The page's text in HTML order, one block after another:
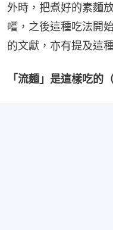
外時，把煮好的素麵
嚐，之後這種吃法開
的文獻，亦有提及這
「流麵」是這樣吃